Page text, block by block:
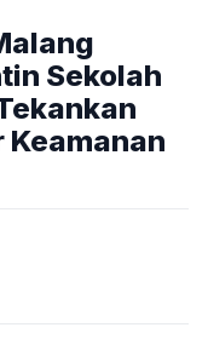
Sekolah
Keamanan